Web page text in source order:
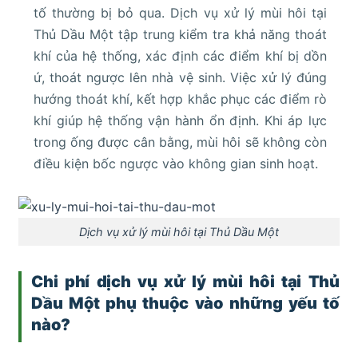
tố thường bị bỏ qua. Dịch vụ xử lý mùi hôi tại
Thủ Dầu Một tập trung kiểm tra khả năng thoát
khí của hệ thống, xác định các điểm khí bị dồn
ứ, thoát ngược lên nhà vệ sinh. Việc xử lý đúng
hướng thoát khí, kết hợp khắc phục các điểm rò
khí giúp hệ thống vận hành ổn định. Khi áp lực
trong ống được cân bằng, mùi hôi sẽ không còn
điều kiện bốc ngược vào không gian sinh hoạt.
Dịch vụ xử lý mùi hôi tại Thủ Dầu Một
Chi phí dịch vụ xử lý mùi hôi tại Thủ
Dầu Một phụ thuộc vào những yếu tố
nào?